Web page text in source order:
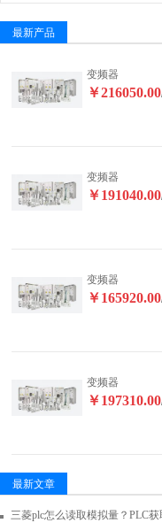
最新产品
变频器
￥216050.00
变频器
￥191040.00
变频器
￥165920.00
变频器
￥197310.00
最新文章
三菱plc怎么读取模拟量？PLC